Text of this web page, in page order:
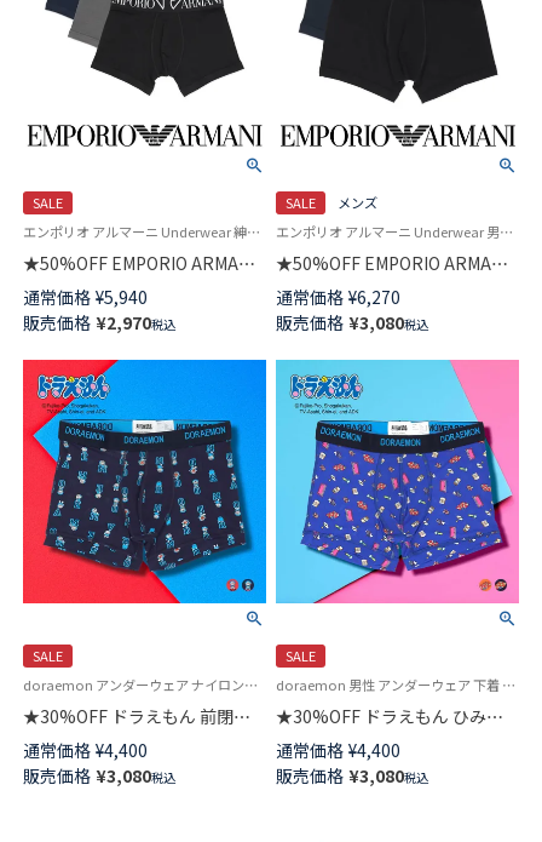
SALE
エンポリオ アルマーニ Underwear 紳士 ブランド 下着 アンダーウェア
★50%OFF EMPORIO ARMANI
メガロゴ ボクサーブリーフ 前
閉じ EUサイズ メンズ
54095168
通常価格 ¥5,940
販売価格 ¥2,970税込
SALE
メンズ
エンポリオ アルマーニ Underwear 男性アンダーウェア 紳士 下着
★50%OFF EMPORIO ARMANI
MEGALOGO メガロゴ ボクサー
ブリーフパンツ 前閉じ 【S/M/L】
EUサイズ メンズ 54059786
通常価格 ¥6,270
販売価格 ¥3,080税込
SALE
doraemon アンダーウェア ナイロンストレッチ素材 下着 パンツ キャラクター
★30%OFF ドラえもん 前閉じ
ボクサー パンツ メンズ
53605006
通常価格 ¥4,400
販売価格 ¥3,080税込
SALE
doraemon 男性 アンダーウェア 下着 ナイロンストレッチ素材 キャラクター
★30%OFF ドラえもん ひみつ
道具 前閉じ ボクサー パンツ メ
ンズ 53605005
通常価格 ¥4,400
販売価格 ¥3,080税込